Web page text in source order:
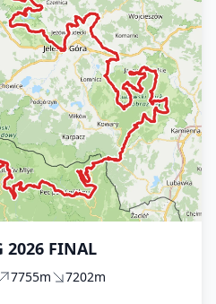
2026 FINAL
7755m
7202m